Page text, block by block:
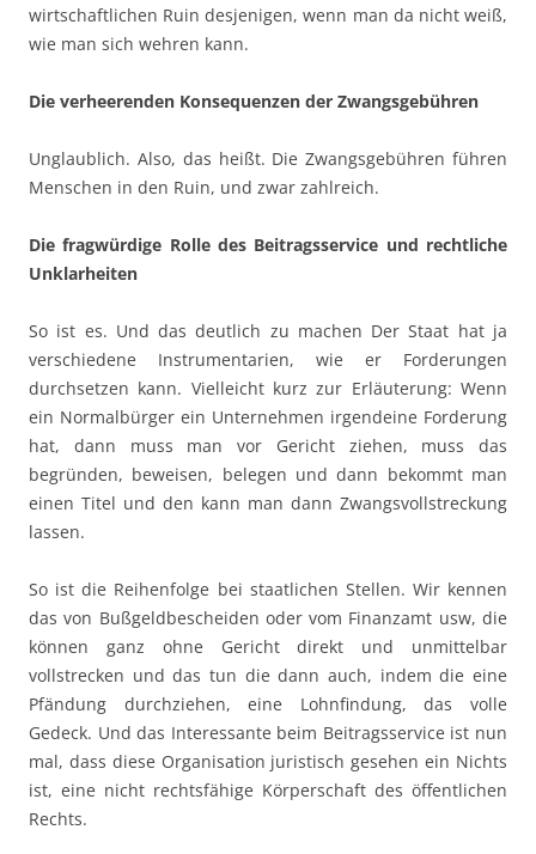
wirtschaftlichen Ruin desjenigen, wenn man da nicht weiß,
wie man sich wehren kann.
Die verheerenden Konsequenzen der Zwangsgebühren
Unglaublich. Also, das heißt. Die Zwangsgebühren führen
Menschen in den Ruin, und zwar zahlreich.
Die fragwürdige Rolle des Beitragsservice und rechtliche
Unklarheiten
So ist es. Und das deutlich zu machen Der Staat hat ja
verschiedene Instrumentarien, wie er Forderungen
durchsetzen kann. Vielleicht kurz zur Erläuterung: Wenn
ein Normalbürger ein Unternehmen irgendeine Forderung
hat, dann muss man vor Gericht ziehen, muss das
begründen, beweisen, belegen und dann bekommt man
einen Titel und den kann man dann Zwangsvollstreckung
lassen.
So ist die Reihenfolge bei staatlichen Stellen. Wir kennen
das von Bußgeldbescheiden oder vom Finanzamt usw, die
können ganz ohne Gericht direkt und unmittelbar
vollstrecken und das tun die dann auch, indem die eine
Pfändung durchziehen, eine Lohnfindung, das volle
Gedeck. Und das Interessante beim Beitragsservice ist nun
mal, dass diese Organisation juristisch gesehen ein Nichts
ist, eine nicht rechtsfähige Körperschaft des öffentlichen
Rechts.